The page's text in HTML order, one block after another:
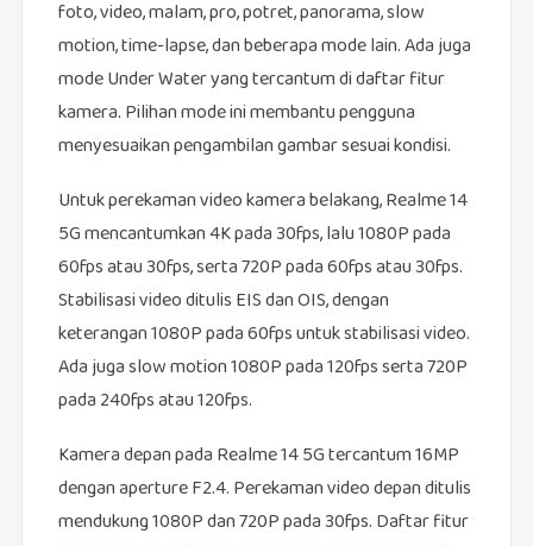
foto, video, malam, pro, potret, panorama, slow
motion, time-lapse, dan beberapa mode lain. Ada juga
mode Under Water yang tercantum di daftar fitur
kamera. Pilihan mode ini membantu pengguna
menyesuaikan pengambilan gambar sesuai kondisi.
Untuk perekaman video kamera belakang, Realme 14
5G mencantumkan 4K pada 30fps, lalu 1080P pada
60fps atau 30fps, serta 720P pada 60fps atau 30fps.
Stabilisasi video ditulis EIS dan OIS, dengan
keterangan 1080P pada 60fps untuk stabilisasi video.
Ada juga slow motion 1080P pada 120fps serta 720P
pada 240fps atau 120fps.
Kamera depan pada Realme 14 5G tercantum 16MP
dengan aperture F2.4. Perekaman video depan ditulis
mendukung 1080P dan 720P pada 30fps. Daftar fitur